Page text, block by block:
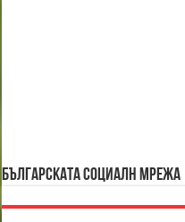
БЪЛГАРСКАТА СОЦИАЛН МРЕЖА